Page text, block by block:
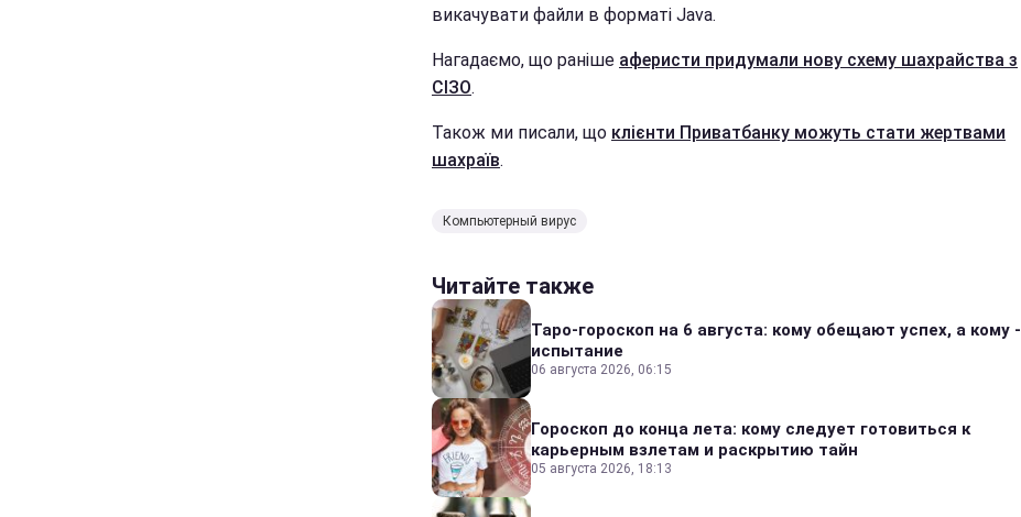
викачувати файли в форматі Java.
Нагадаємо, що раніше аферисти придумали нову схему шахрайства з
СІЗО.
Також ми писали, що клієнти Приватбанку можуть стати жертвами
шахраїв.
Компьютерный вирус
Читайте также
Таро-гороскоп на 6 августа: кому обещают успех, а кому -
испытание
06 августа 2026, 06:15
Гороскоп до конца лета: кому следует готовиться к
карьерным взлетам и раскрытию тайн
05 августа 2026, 18:13